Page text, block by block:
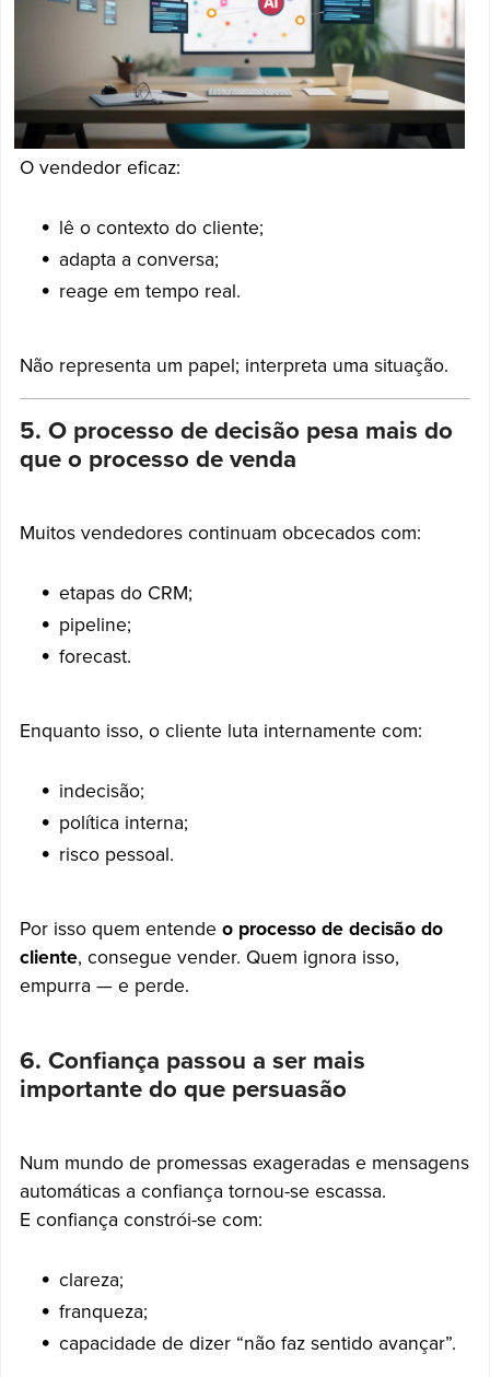
O vendedor eficaz:
lê o contexto do cliente;
adapta a conversa;
reage em tempo real.
Não representa um papel; interpreta uma situação.
5. O processo de decisão pesa mais do
que o processo de venda
Muitos vendedores continuam obcecados com:
etapas do CRM;
pipeline;
forecast.
Enquanto isso, o cliente luta internamente com:
indecisão;
política interna;
risco pessoal.
Por isso quem entende o processo de decisão do
cliente, consegue vender. Quem ignora isso,
empurra — e perde.
6. Confiança passou a ser mais
importante do que persuasão
Num mundo de promessas exageradas e mensagens
automáticas a confiança tornou-se escassa.
E confiança constrói-se com:
clareza;
franqueza;
capacidade de dizer “não faz sentido avançar”.